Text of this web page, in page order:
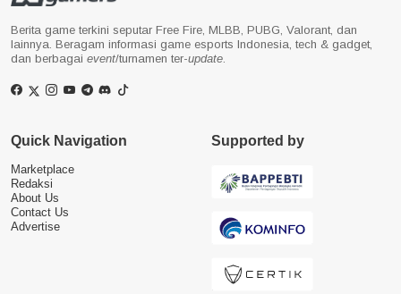
Berita game terkini seputar Free Fire, MLBB, PUBG, Valorant, dan
lainnya. Beragam informasi game esports Indonesia, tech & gadget,
dan berbagai event/turnamen ter-update.
Quick Navigation
Marketplace
Redaksi
About Us
Contact Us
Advertise
Supported by